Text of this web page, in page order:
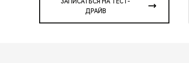
ЗАПИСАТЬСЯ НА ТЕСТ-
ДРАЙВ